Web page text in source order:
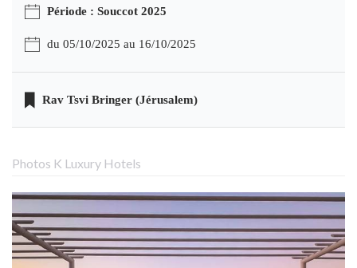
Période : Souccot 2025
du 05/10/2025 au 16/10/2025
Rav Tsvi Bringer (Jérusalem)
Photos K Luxury Hotels